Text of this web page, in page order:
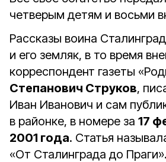
четверым детям и восьми
Рассказы воина
и его земляк, в то время
корреспондент газеты
Степанович Струков,
Иван Иванович и сам
в районке, в номере за 17
2001 года. Статья
«От Сталинграда до Праги».